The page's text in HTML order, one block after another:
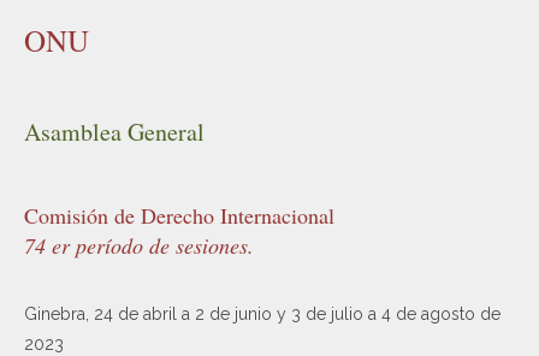
ONU
Asamblea General
Comisión de Derecho Internacional
74 er período de sesiones.
Ginebra, 24 de abril a 2 de junio y 3 de julio a 4 de agosto de
2023